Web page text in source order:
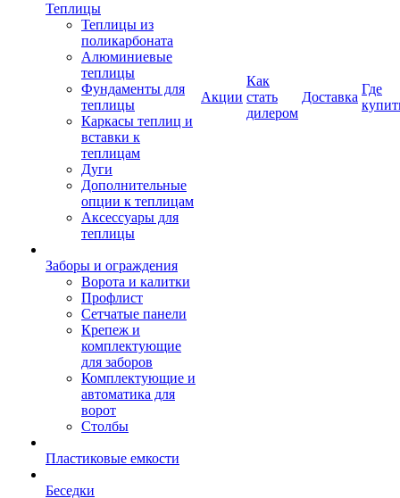
Теплицы
Теплицы из
поликарбоната
Алюминиевые
теплицы
Фундаменты для
теплицы
Каркасы теплиц и
вставки к
теплицам
Дуги
Дополнительные
опции к теплицам
Аксессуары для
теплицы
Заборы и ограждения
Ворота и калитки
Профлист
Сетчатые панели
Крепеж и
комплектующие
для заборов
Комплектующие и
автоматика для
ворот
Столбы
Пластиковые емкости
Беседки
Акции
Как
стать
дилером
Доставка
Где